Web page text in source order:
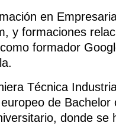
en
y formaciones
formador
Técnica
de Bachelor
donde se